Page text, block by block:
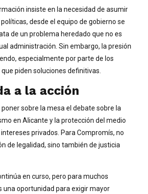
insiste en la necesidad de asumir
desde el equipo de gobierno se
de un problema heredado que no es
administración. Sin embargo, la presión
especialmente por parte de los
piden soluciones definitivas.
a la acción
poner sobre la mesa el debate sobre la
en Alicante y la protección del medio
privados. Para Compromís, no
de legalidad, sino también de justicia
en curso, pero para muchos
una oportunidad para exigir mayor